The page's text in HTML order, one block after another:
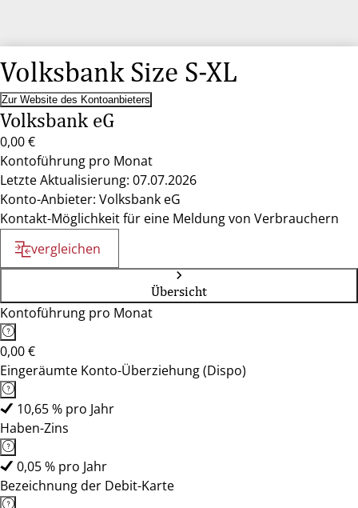
Volksbank Size S-XL
Zur Website des Kontoanbieters
Volksbank eG
0,00 €
Kontoführung pro Monat
Letzte Aktualisierung: 07.07.2026
Konto-Anbieter: Volksbank eG
Kontakt-Möglichkeit für eine Meldung von Verbrauchern
vergleichen
Übersicht
Kontoführung pro Monat
0,00 €
Eingeräumte Konto-Überziehung (Dispo)
10,65 % pro Jahr
Haben-Zins
0,05 % pro Jahr
Bezeichnung der Debit-Karte